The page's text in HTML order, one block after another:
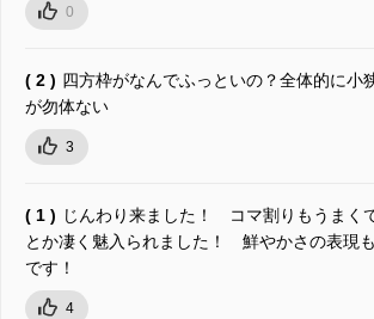
0
( 2 ) 四方枠がなんでふっといの？全体的に小
が勿体ない
3
( 1 ) じんわり来ました！ コマ割りもうまく
とか凄く魅入られました！ 鮮やかさの表現
です！
4